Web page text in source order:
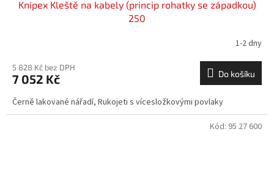
Knipex Kleště na kabely (princip rohatky se západkou)
250
1-2 dny
5 828 Kč bez DPH
7 052 Kč Do košíku
Černě lakované nářadí, Rukojeti s vícesložkovými povlaky
Kód: 95 27 600